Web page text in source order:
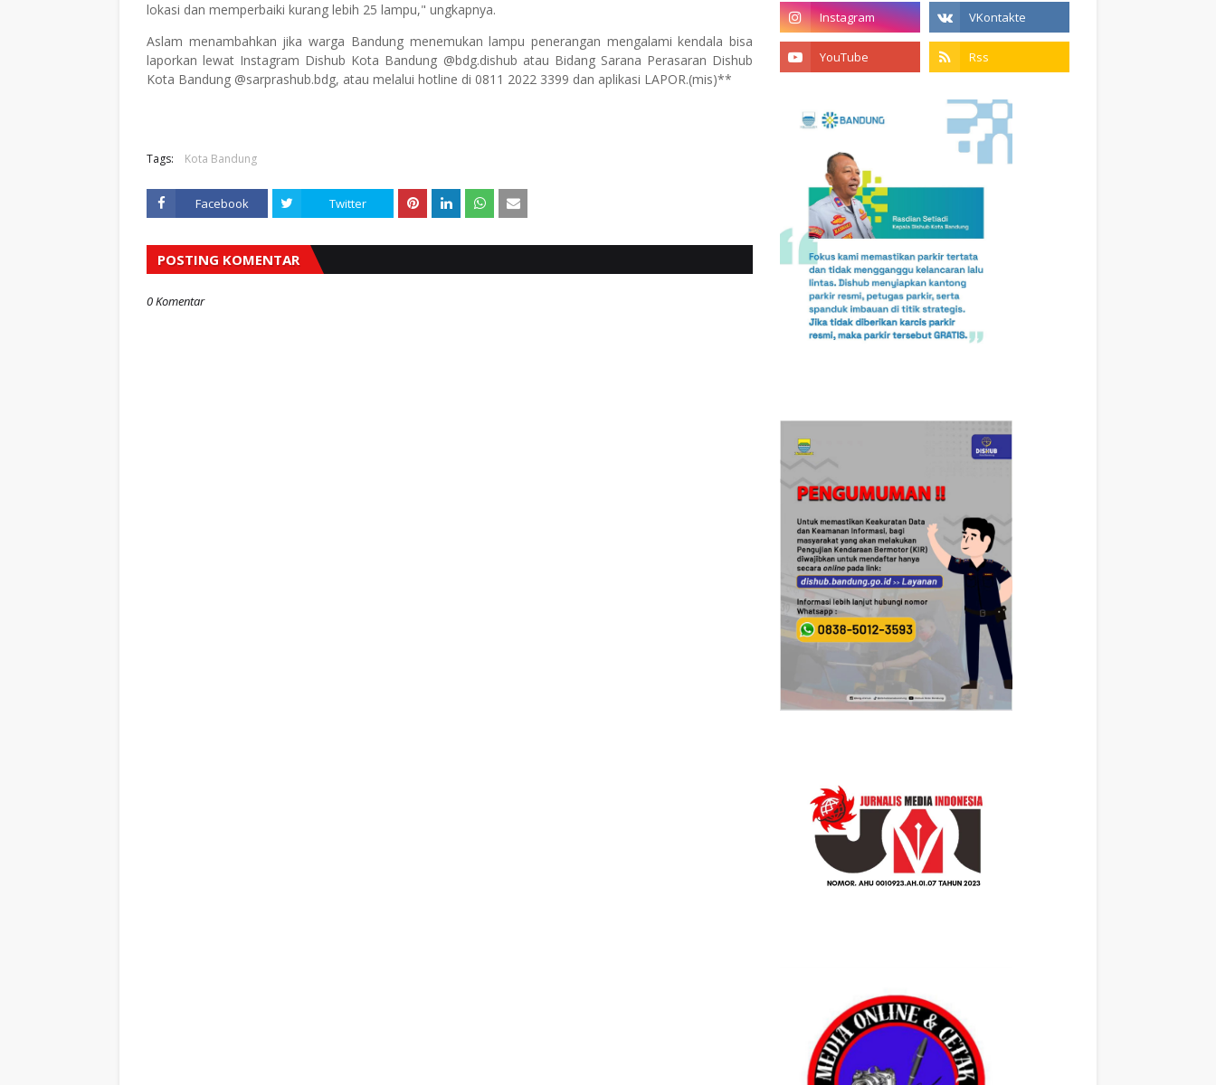
lokasi dan memperbaiki kurang lebih 25 lampu," ungkapnya.
Aslam menambahkan jika warga Bandung menemukan lampu penerangan mengalami kendala bisa
laporkan lewat Instagram Dishub Kota Bandung @bdg.dishub atau Bidang Sarana Perasaran Dishub
Kota Bandung @sarprashub.bdg, atau melalui hotline di 0811 2022 3399 dan aplikasi LAPOR.(mis)**
Tags: Kota Bandung
Facebook Twitter
POSTING KOMENTAR
0 Komentar